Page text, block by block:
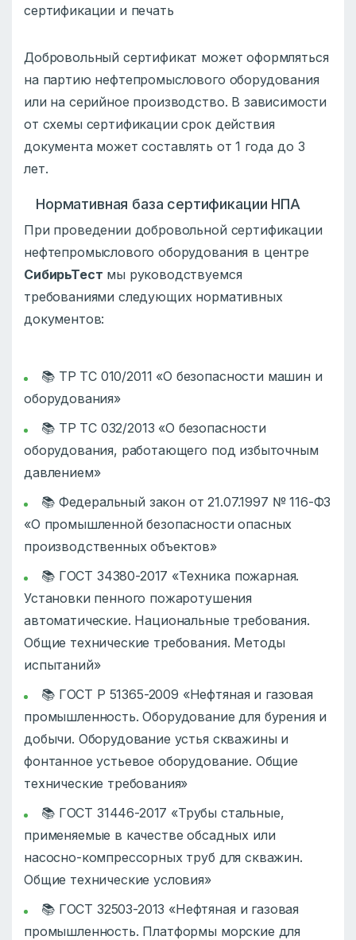
сертификации и печать
Добровольный сертификат может оформляться
на партию нефтепромыслового оборудования
или на серийное производство. В зависимости
от схемы сертификации срок действия
документа может составлять от 1 года до 3
лет.
Нормативная база сертификации НПА
При проведении добровольной сертификации
нефтепромыслового оборудования в центре
СибирьТест мы руководствуемся
требованиями следующих нормативных
документов:
📚 ТР ТС 010/2011 «О безопасности машин и
оборудования»
📚 ТР ТС 032/2013 «О безопасности
оборудования, работающего под избыточным
давлением»
📚 Федеральный закон от 21.07.1997 № 116-ФЗ
«О промышленной безопасности опасных
производственных объектов»
📚 ГОСТ 34380-2017 «Техника пожарная.
Установки пенного пожаротушения
автоматические. Национальные требования.
Общие технические требования. Методы
испытаний»
📚 ГОСТ Р 51365-2009 «Нефтяная и газовая
промышленность. Оборудование для бурения и
добычи. Оборудование устья скважины и
фонтанное устьевое оборудование. Общие
технические требования»
📚 ГОСТ 31446-2017 «Трубы стальные,
применяемые в качестве обсадных или
насосно-компрессорных труб для скважин.
Общие технические условия»
📚 ГОСТ 32503-2013 «Нефтяная и газовая
промышленность. Платформы морские для